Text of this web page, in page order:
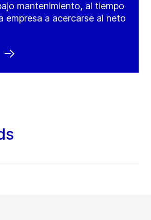
mantenimiento, al tiempo
empresa a acercarse al neto